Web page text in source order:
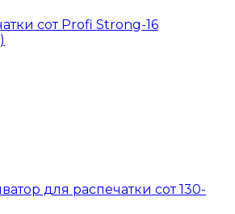
сот Profi Strong-16